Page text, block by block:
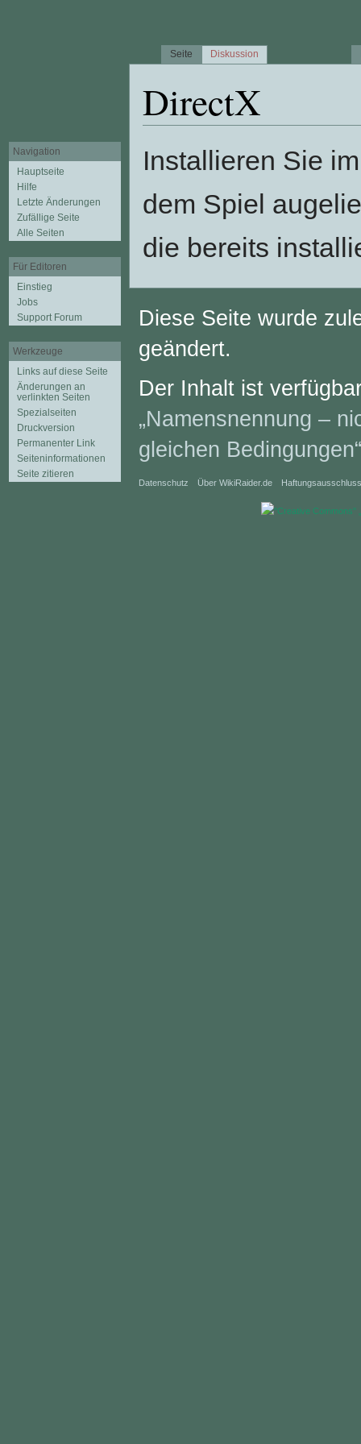
DirectX
Installieren Sie
dem Spiel
die bereits
Seite Diskussion
Navigation
Hauptseite
Hilfe
Letzte Änderungen
Zufällige Seite
Alle Seiten
Für Editoren
Einstieg
Jobs
Support Forum
Werkzeuge
Links auf diese Seite
Änderungen an
verlinkten Seiten
Spezialseiten
Druckversion
Permanenter Link
Seiten­informationen
Seite zitieren
Diese Seite wurde
geändert.
Der Inhalt ist
„Namensnennung –
gleichen Bedingungen“
Datenschutz Über WikiRaider.de